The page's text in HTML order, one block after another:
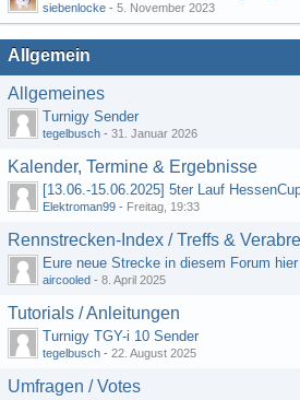
siebenlocke - 5. November 2023
Allgemein
Allgemeines
Turnigy Sender
tegelbusch - 31. Januar 2026
Kalender, Termine & Ergebnisse
Elektroman99 - Freitag, 19:33
Rennstrecken-Index / Treffs &
Eure neue Strecke in diesem Forum
aircooled - 8. April 2025
Tutorials / Anleitungen
Turnigy TGY-i 10 Sender
tegelbusch - 22. August 2025
Umfragen / Votes